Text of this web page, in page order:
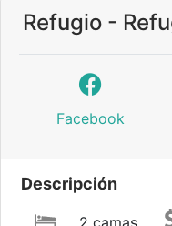
Refugio -
Facebook
Descripción
2 camas